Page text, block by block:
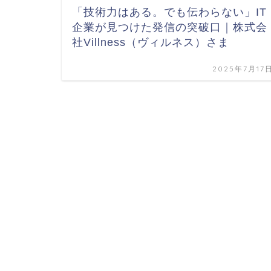
「技術力はある。でも伝わらない」IT
企業が見つけた発信の突破口｜株式会
社Villness（ヴィルネス）さま
2025年7月17